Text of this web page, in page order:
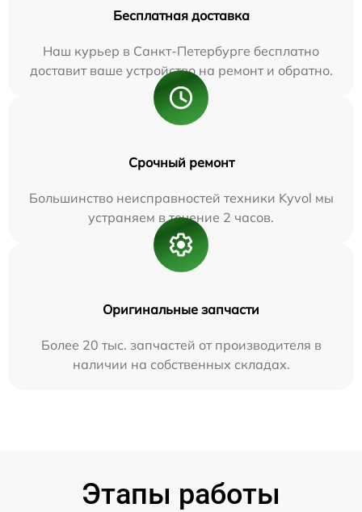
Бесплатная доставка
Наш курьер в Санкт-Петербурге бесплатно
доставит ваше устройство на ремонт и обратно.
Срочный ремонт
Большинство неисправностей техники Kyvol мы
устраняем в течение 2 часов.
Оригинальные запчасти
Более 20 тыс. запчастей от производителя в
наличии на собственных складах.
Этапы работы